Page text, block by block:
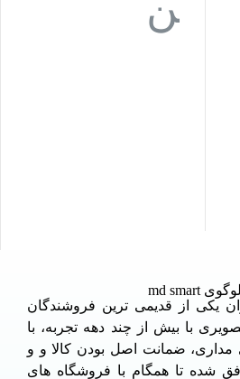
یکی از قدیمی ترین فروشندگان
با بیش از چند دهه تجربه، با
ضمانت اصل بودن کالا و و
موفق شده تا همگام با فروشگاه های